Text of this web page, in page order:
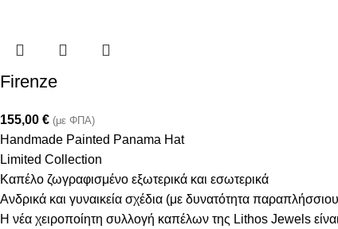
Firenze
155,00 € (με ΦΠΑ)
Handmade Painted Panama Hat
Limited Collection
Καπέλο ζωγραφισμένο εξωτερικά και εσωτερικά
Ανδρικά και γυναικεία σχέδια (με δυνατότητα
Η νέα χειροποίητη συλλογή καπέλων της Lithos Jewels